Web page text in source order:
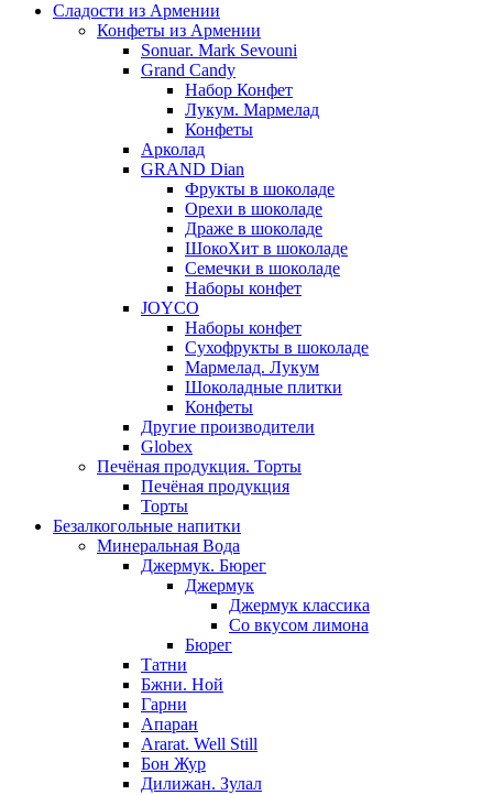
Сладости из Армении
Конфеты из Армении
Sonuar. Mark Sevouni
Grand Candy
Набор Конфет
Лукум. Мармелад
Конфеты
Арколад
GRAND Dian
Фрукты в шоколаде
Орехи в шоколаде
Драже в шоколаде
ШокоХит в шоколаде
Семечки в шоколаде
Наборы конфет
JOYCO
Наборы конфет
Сухофрукты в шоколаде
Мармелад. Лукум
Шоколадные плитки
Конфеты
Другие производители
Globex
Печёная продукция. Торты
Печёная продукция
Торты
Безалкогольные напитки
Минеральная Вода
Джермук. Бюрег
Джермук
Джермук классика
Со вкусом лимона
Бюрег
Татни
Бжни. Ной
Гарни
Апаран
Ararat. Well Still
Бон Жур
Дилижан. Зулал